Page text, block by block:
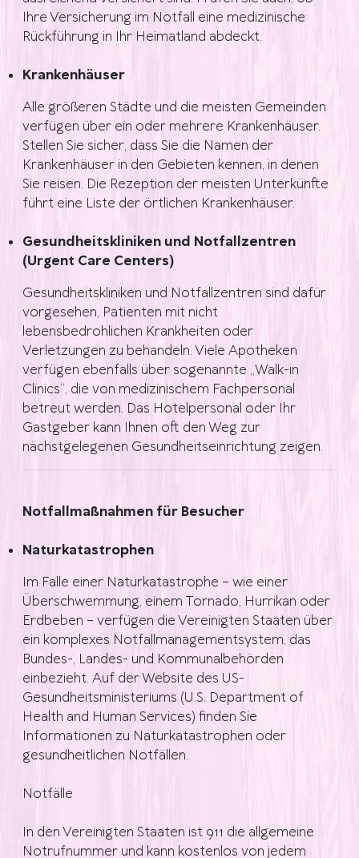
Ihre Versicherung im Notfall eine medizinische
Rückführung in Ihr Heimatland abdeckt.
Krankenhäuser
Alle größeren Städte und die meisten Gemeinden
verfügen über ein oder mehrere Krankenhäuser.
Stellen Sie sicher, dass Sie die Namen der
Krankenhäuser in den Gebieten kennen, in denen
Sie reisen. Die Rezeption der meisten Unterkünfte
führt eine Liste der örtlichen Krankenhäuser.
Gesundheitskliniken und Notfallzentren
(Urgent Care Centers)
Gesundheitskliniken und Notfallzentren sind dafür
vorgesehen, Patienten mit nicht
lebensbedrohlichen Krankheiten oder
Verletzungen zu behandeln. Viele Apotheken
verfügen ebenfalls über sogenannte „Walk-in
Clinics“, die von medizinischem Fachpersonal
betreut werden. Das Hotelpersonal oder Ihr
Gastgeber kann Ihnen oft den Weg zur
nächstgelegenen Gesundheitseinrichtung zeigen.
Notfallmaßnahmen für Besucher
Naturkatastrophen
Im Falle einer Naturkatastrophe – wie einer
Überschwemmung, einem Tornado, Hurrikan oder
Erdbeben – verfügen die Vereinigten Staaten über
ein komplexes Notfallmanagementsystem, das
Bundes-, Landes- und Kommunalbehörden
einbezieht. Auf der Website des US-
Gesundheitsministeriums (U.S. Department of
Health and Human Services) finden Sie
Informationen zu Naturkatastrophen oder
gesundheitlichen Notfällen.
Notfälle
In den Vereinigten Staaten ist 911 die allgemeine
Notrufnummer und kann kostenlos von jedem